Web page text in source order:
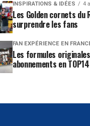
INSPIRATIONS & IDÉES 4
Les Golden cornets du
surprendre les fans
FAN EXPÉRIENCE EN
Les formules
abonnements en